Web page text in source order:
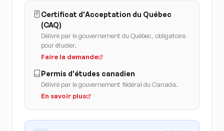
Certificat d'Acceptation du Québec
(CAQ)
Délivré par le gouvernement du Québec, obligatoire
pour étudier.
Faire la demande
Permis d'études canadien
Délivré par le gouvernement fédéral du Canada.
En savoir plus